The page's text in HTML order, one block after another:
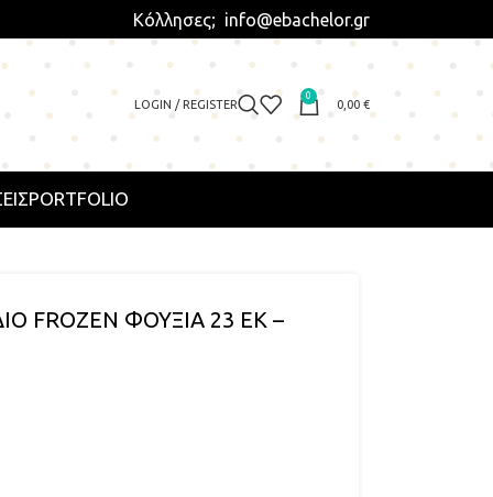
Κόλλησες; info@ebachelor.gr
LOGIN / REGISTER
0
0,00 €
PORTFOLIO
FROZEN ΦΟΥΞΙΑ 23 ΕΚ –